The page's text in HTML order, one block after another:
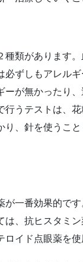
類があります
ずしもアレル
が無かったり
うテストは、
、針を使うこ
一番効果的で
、抗ヒスタミ
イド点眼薬を使